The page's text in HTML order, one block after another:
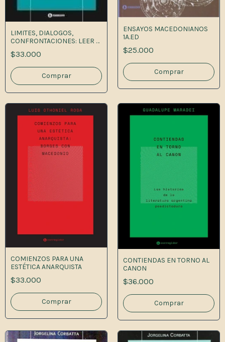
LIMITES, DIALOGOS,
CONFRONTACIONES: LEER A
ALEJAND 1A.ED
$33.000
ENSAYOS MACEDONIANOS
1A.ED
$25.000
COMIENZOS PARA UNA
ESTÉTICA ANARQUISTA
$33.000
CONTIENDAS EN TORNO AL
CANON
$36.000